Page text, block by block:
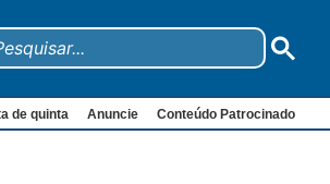
de quinta Anuncie Conteúdo Patrocinado